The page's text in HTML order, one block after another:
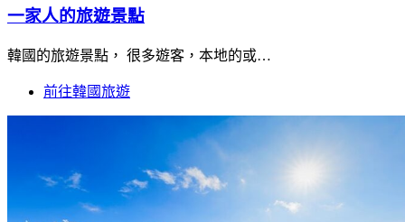
一家人的旅遊景點
韓國的旅遊景點， 很多遊客，本地的或…
前往韓國旅遊